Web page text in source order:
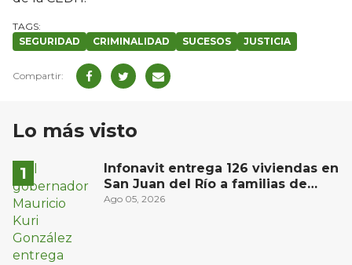
SEGURIDAD CRIMINALIDAD SUCESOS JUSTICIA
Lo más visto
Infonavit entrega 126 viviendas en
San Juan del Río a familias de
bajos ingresos
Ago 05, 2026